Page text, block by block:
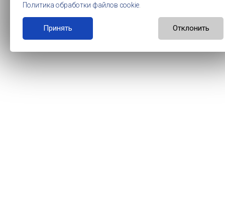
Политика обработки файлов cookie
Принять Отклонить